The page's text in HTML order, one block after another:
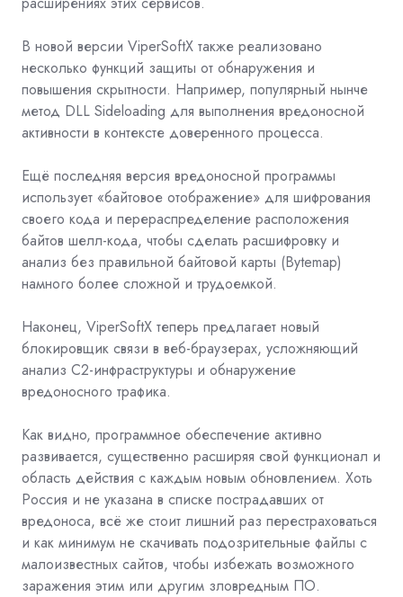
В новой версии ViperSoftX также реализовано
несколько функций защиты от обнаружения и
повышения скрытности. Например, популярный нынче
метод DLL Sideloading для выполнения вредоносной
активности в контексте доверенного процесса.
Ещё последняя версия вредоносной программы
использует «байтовое отображение» для шифрования
своего кода и перераспределение расположения
байтов шелл-кода, чтобы сделать расшифровку и
анализ без правильной байтовой карты (Bytemap)
намного более сложной и трудоемкой.
Наконец, ViperSoftX теперь предлагает новый
блокировщик связи в веб-браузерах, усложняющий
анализ C2-инфраструктуры и обнаружение
вредоносного трафика.
Как видно, программное обеспечение активно
развивается, существенно расширяя свой функционал и
область действия с каждым новым обновлением. Хоть
Россия и не указана в списке пострадавших от
вредоноса, всё же стоит лишний раз перестраховаться
и как минимум не скачивать подозрительные файлы с
малоизвестных сайтов, чтобы избежать возможного
заражения этим или другим зловредным ПО.